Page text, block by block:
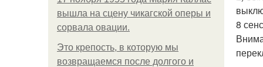
вышла на сцену чикагской оперы и
сорвала овации.
Это крепость, в которую мы
возвращаемся после долгого и
8